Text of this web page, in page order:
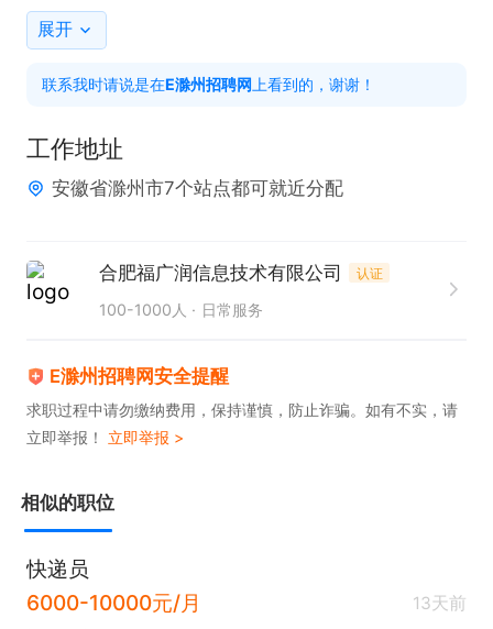
3订单多，福利好，车补，全勤，就近安排，欢迎加
展开
联系我时请说是在E滁州招聘网 上看到的，谢谢！
工作地址
安徽省滁州市7个站点都可就近分配
合肥福广润信息技术有限公司 认证
100-1000人 日常服务
E滁州招聘网安全提醒
求职过程中请勿缴纳费用，保持谨慎，防止诈骗。如有不实，请
立即举报！ 立即举报 >
相似的职位
快递员
6000-10000元/月
13天前